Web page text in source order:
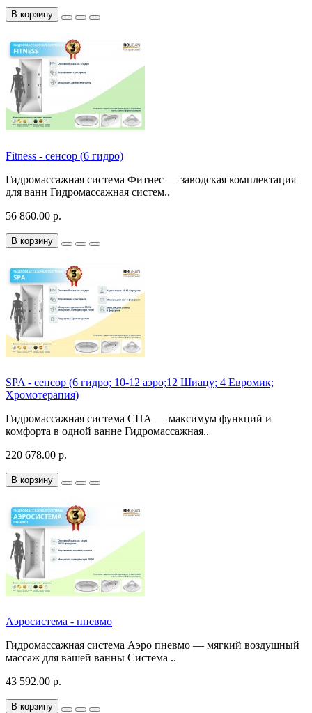
В корзину
Fitness - сенсор (6 гидро)
Гидромассажная система Фитнес — заводская комплектация
для ванн Гидромассажная систем..
56 860.00 р.
В корзину
SPA - сенсор (6 гидро; 10-12 аэро;12 Шиацу; 4 Евромик;
Хромотерапия)
Гидромассажная система СПА — максимум функций и
комфорта в одной ванне Гидромассажная..
220 678.00 р.
В корзину
Аэросистема - пневмо
Гидромассажная система Аэро пневмо — мягкий воздушный
массаж для вашей ванны Система ..
43 592.00 р.
В корзину